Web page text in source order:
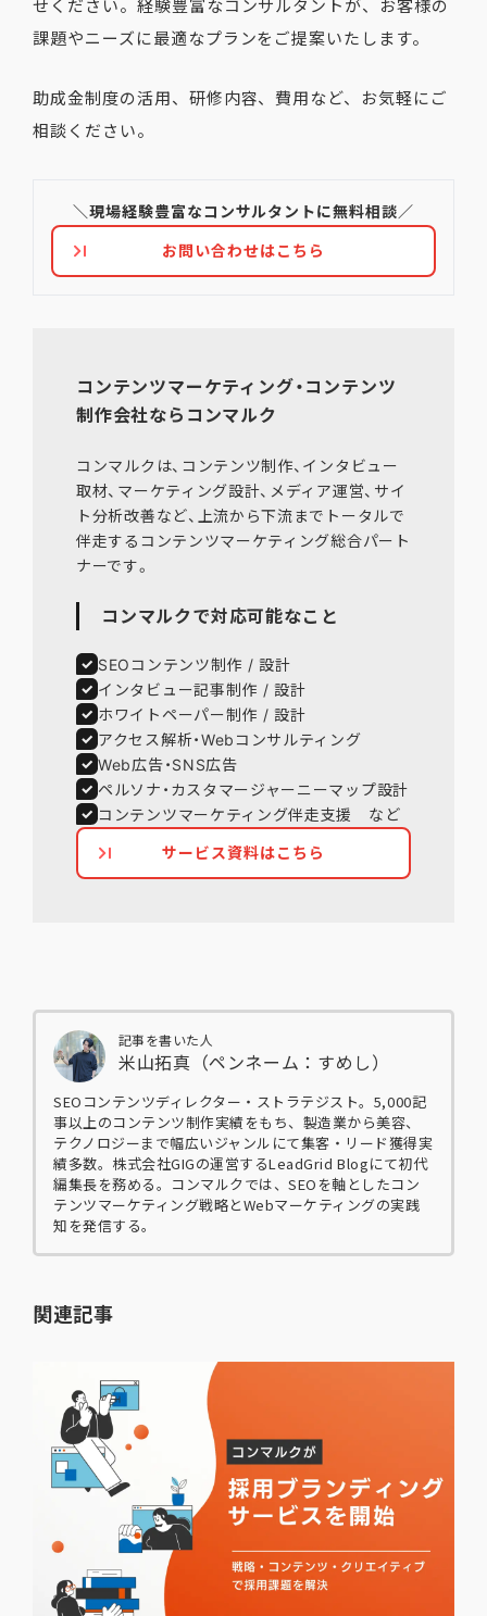
せください。経験豊富なコンサルタントが、お客様の
課題やニーズに最適なプランをご提案いたします。
助成金制度の活用、研修内容、費用など、お気軽にご
相談ください。
＼現場経験豊富なコンサルタントに無料相談／
お問い合わせはこちら
コンテンツマーケティング・コンテンツ
制作会社ならコンマルク
コンマルクは、コンテンツ制作、インタビュー
取材、マーケティング設計、メディア運営、サイ
ト分析改善など、上流から下流までトータルで
伴走するコンテンツマーケティング総合パート
コンマルクで対応可能なこと
SEOコンテンツ制作 / 設計
インタビュー記事制作 / 設計
ホワイトペーパー制作 / 設計
アクセス解析・Webコンサルティング
Web広告・SNS広告
ペルソナ・カスタマージャーニーマップ設計
コンテンツマーケティング伴走支援 など
サービス資料はこちら
記事を書いた人
米山拓真（ペンネーム：すめし）
SEOコンテンツディレクター・ストラテジスト。5,000記
事以上のコンテンツ制作実績をもち、製造業から美容、
テクノロジーまで幅広いジャンルにて集客・リード獲得実
績多数。株式会社GIGの運営するLeadGrid Blogにて初代
編集長を務める。コンマルクでは、SEOを軸としたコン
テンツマーケティング戦略とWebマーケティングの実践
知を発信する。
関連記事